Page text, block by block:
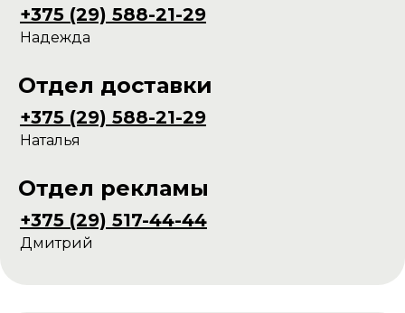
Надежда
Отдел доставки
Отдел рекламы
+375 (29) 588-21-29
Наталья
+375 (29) 588-21-29
Дмитрий
+375 (29) 517-44-44